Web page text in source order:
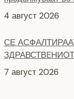
4 август 2026
7 август 2026